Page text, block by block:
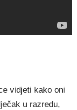
vidjeti kako oni
u razredu,